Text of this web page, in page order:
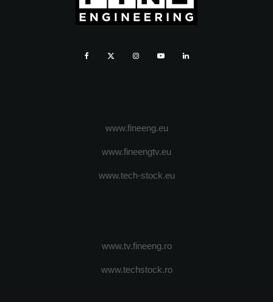
www.fineeng.eu
www.fineengtv.eu
www.tech-stock.eu
www.tv.fineeng.ro
www.techstock.ro